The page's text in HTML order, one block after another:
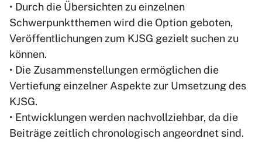
• Durch die Übersichten zu einzelnen
Schwerpunktthemen wird die Option geboten,
Veröffentlichungen zum KJSG gezielt suchen zu
können.
• Die Zusammenstellungen ermöglichen die
Vertiefung einzelner Aspekte zur Umsetzung des
KJSG.
• Entwicklungen werden nachvollziehbar, da die
Beiträge zeitlich chronologisch angeordnet sind.